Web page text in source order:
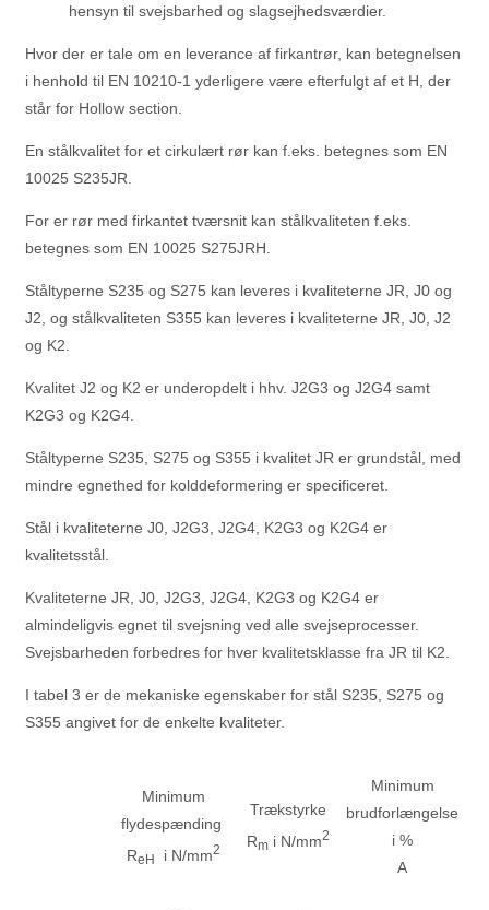
hensyn til svejsbarhed og slagsejhedsværdier.
Hvor der er tale om en leverance af firkantrør, kan betegnelsen
i henhold til EN 10210-1 yderligere være efterfulgt af et H, der
står for Hollow section.
En stålkvalitet for et cirkulært rør kan f.eks. betegnes som EN
10025 S235JR.
For er rør med firkantet tværsnit kan stålkvaliteten f.eks.
betegnes som EN 10025 S275JRH.
Ståltyperne S235 og S275 kan leveres i kvaliteterne JR, J0 og
J2, og stålkvaliteten S355 kan leveres i kvaliteterne JR, J0, J2
og K2.
Kvalitet J2 og K2 er underopdelt i hhv. J2G3 og J2G4 samt
K2G3 og K2G4.
Ståltyperne S235, S275 og S355 i kvalitet JR er grundstål, med
mindre egnethed for kolddeformering er specificeret.
Stål i kvaliteterne J0, J2G3, J2G4, K2G3 og K2G4 er
kvalitetsstål.
Kvaliteterne JR, J0, J2G3, J2G4, K2G3 og K2G4 er
almindeligvis egnet til svejsning ved alle svejseprocesser.
Svejsbarheden forbedres for hver kvalitetsklasse fra JR til K2.
I tabel 3 er de mekaniske egenskaber for stål S235, S275 og
S355 angivet for de enkelte kvaliteter.
Minimum
flydespænding
ReH i N/mm2
Trækstyrke
Rm i N/mm2
Minimum
brudforlængelse
i %
A